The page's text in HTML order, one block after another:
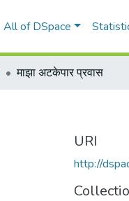
All of DSpace
माझा अटकेपार प्रवास
URI
http://